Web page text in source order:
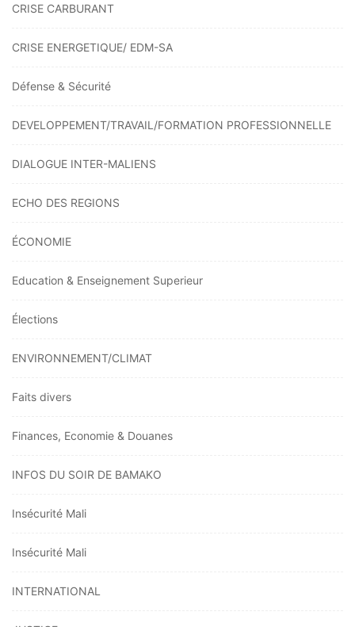
CRISE CARBURANT
CRISE ENERGETIQUE/ EDM-SA
Défense & Sécurité
DEVELOPPEMENT/TRAVAIL/FORMATION PROFESSIONNELLE
DIALOGUE INTER-MALIENS
ECHO DES REGIONS
ÉCONOMIE
Education & Enseignement Superieur
Élections
ENVIRONNEMENT/CLIMAT
Faits divers
Finances, Economie & Douanes
INFOS DU SOIR DE BAMAKO
Insécurité Mali
Insécurité Mali
INTERNATIONAL